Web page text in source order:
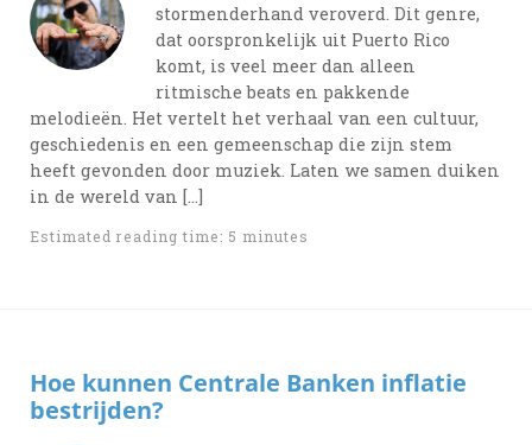
stormenderhand veroverd. Dit genre,
dat oorspronkelijk uit Puerto Rico
komt, is veel meer dan alleen
ritmische beats en pakkende
melodieën. Het vertelt het verhaal van een cultuur,
geschiedenis en een gemeenschap die zijn stem
heeft gevonden door muziek. Laten we samen duiken
in de wereld van […]
Estimated reading time: 5 minutes
Hoe kunnen Centrale Banken inflatie
bestrijden?